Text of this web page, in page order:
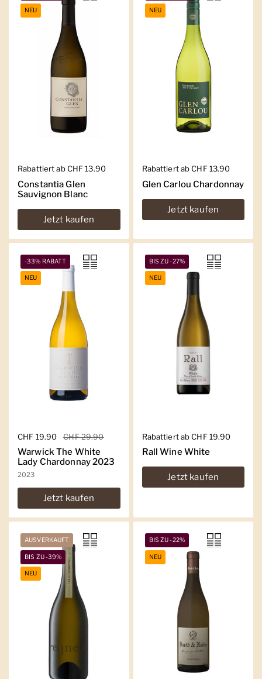
Regulärer Preis
Rabattiert ab CHF 13.90
Constantia Glen
Sauvignon Blanc
Jetzt kaufen
NEU
Regulärer Preis
Rabattiert ab CHF 13.90
Glen Carlou Chardonnay
Jetzt kaufen
NEU
Regulärer Preis
CHF 19.90 Sale-Preis
CHF 29.90
Warwick The White
Lady Chardonnay 2023
2023
Jetzt kaufen
-33% RABATT
NEU
Regulärer Preis
Rabattiert ab CHF 19.90
Rall Wine White
Jetzt kaufen
BIS ZU -27%
NEU
AUSVERKAUFT
BIS ZU -39%
NEU
BIS ZU -22%
NEU